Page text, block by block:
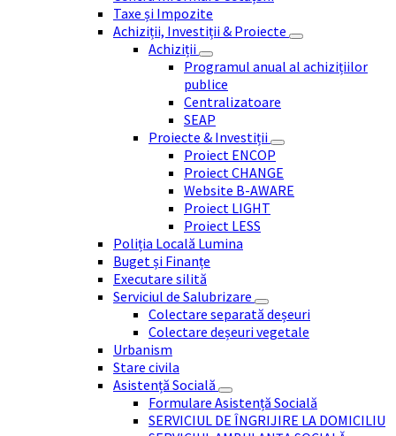
Taxe și Impozite
Achiziții, Investiții & Proiecte
Achiziții
Programul anual al achizițiilor
publice
Centralizatoare
SEAP
Proiecte & Investiții
Proiect ENCOP
Proiect CHANGE
Website B-AWARE
Proiect LIGHT
Proiect LESS
Poliția Locală Lumina
Buget și Finanțe
Executare silită
Serviciul de Salubrizare
Colectare separată deșeuri
Colectare deșeuri vegetale
Urbanism
Stare civila
Asistență Socială
Formulare Asistență Socială
SERVICIUL DE ÎNGRIJIRE LA DOMICILIU